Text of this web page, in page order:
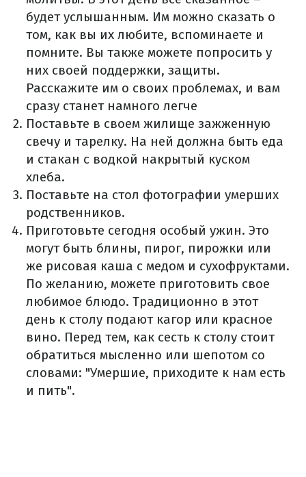
будет услышанным. Им можно сказать о
том, как вы их любите, вспоминаете и
помните. Вы также можете попросить у
них своей поддержки, защиты.
Расскажите им о своих проблемах, и вам
сразу станет намного легче
Поставьте в своем жилище зажженную
свечу и тарелку. На ней должна быть еда
и стакан с водкой накрытый куском
хлеба.
Поставьте на стол фотографии умерших
родственников.
Приготовьте сегодня особый ужин. Это
могут быть блины, пирог, пирожки или
же рисовая каша с медом и сухофруктами.
По желанию, можете приготовить свое
любимое блюдо. Традиционно в этот
день к столу подают кагор или красное
вино. Перед тем, как сесть к столу стоит
обратиться мысленно или шепотом со
словами: "Умершие, приходите к нам есть
и пить".